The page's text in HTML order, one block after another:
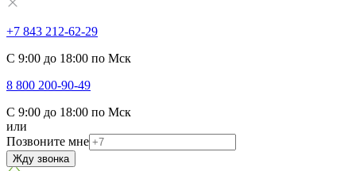
+7 843 212-62-29
С 9:00 до 18:00 по Мск
8 800 200-90-49
С 9:00 до 18:00 по Мск
или
Позвоните мне
Жду звонка